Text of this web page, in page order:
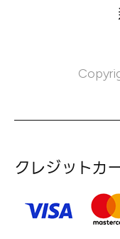
クレジットカ